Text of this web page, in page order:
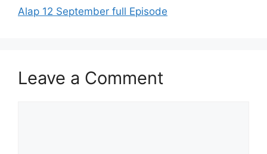
Alap 12 September full Episode
Leave a Comment